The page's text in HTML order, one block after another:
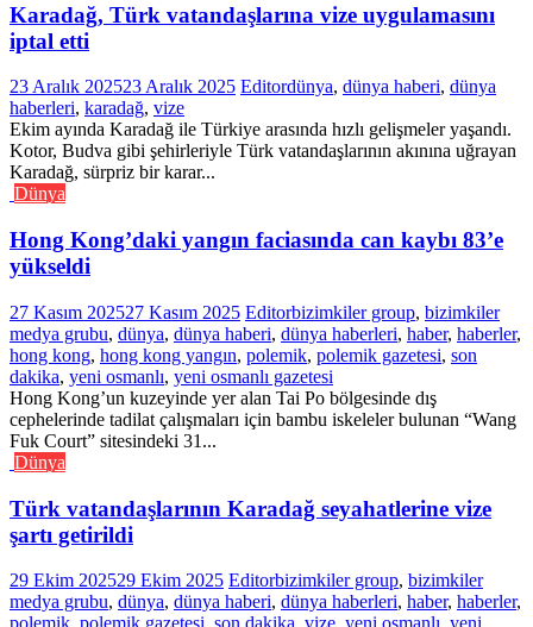
Karadağ, Türk vatandaşlarına vize uygulamasını
iptal etti
23 Aralık 202523 Aralık 2025 Editordünya, dünya haberi, dünya
haberleri, karadağ, vize
Ekim ayında Karadağ ile Türkiye arasında hızlı gelişmeler yaşandı.
Kotor, Budva gibi şehirleriyle Türk vatandaşlarının akınına uğrayan
Karadağ, sürpriz bir karar...
Dünya
Hong Kong’daki yangın faciasında can kaybı 83’e
yükseldi
27 Kasım 202527 Kasım 2025 Editorbizimkiler group, bizimkiler
medya grubu, dünya, dünya haberi, dünya haberleri, haber, haberler,
hong kong, hong kong yangın, polemik, polemik gazetesi, son
dakika, yeni osmanlı, yeni osmanlı gazetesi
Hong Kong’un kuzeyinde yer alan Tai Po bölgesinde dış
cephelerinde tadilat çalışmaları için bambu iskeleler bulunan “Wang
Fuk Court” sitesindeki 31...
Dünya
Türk vatandaşlarının Karadağ seyahatlerine vize
şartı getirildi
29 Ekim 202529 Ekim 2025 Editorbizimkiler group, bizimkiler
medya grubu, dünya, dünya haberi, dünya haberleri, haber, haberler,